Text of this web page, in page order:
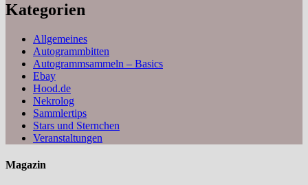
Kategorien
Allgemeines
Autogrammbitten
Autogrammsammeln – Basics
Ebay
Hood.de
Nekrolog
Sammlertips
Stars und Sternchen
Veranstaltungen
Magazin